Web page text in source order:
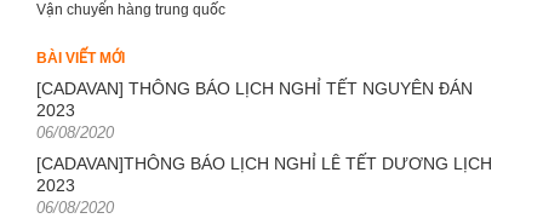
Vận chuyển hàng trung quốc
BÀI VIẾT MỚI
[CADAVAN] THÔNG BÁO LỊCH NGHỈ TẾT NGUYÊN ĐÁN
2023
Posted
06/08/2020
[CADAVAN]THÔNG BÁO LỊCH NGHỈ LỄ TẾT DƯƠNG LỊCH
2023
Posted
06/08/2020